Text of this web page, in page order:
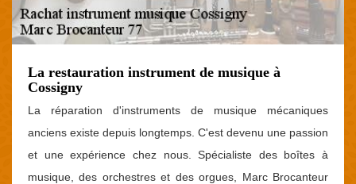
La restauration instrument de musique à
Cossigny
La réparation d'instruments de musique mécaniques
anciens existe depuis longtemps. C'est devenu une passion
et une expérience chez nous. Spécialiste des boîtes à
musique, des orchestres et des orgues, Marc Brocanteur